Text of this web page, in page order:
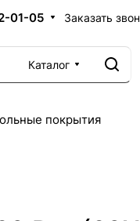
01-05 Заказать
Каталог
покрытия